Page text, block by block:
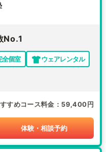
No.1
全個室
ウェアレンタル
すめコース料金 59,400円
体験・相談予約